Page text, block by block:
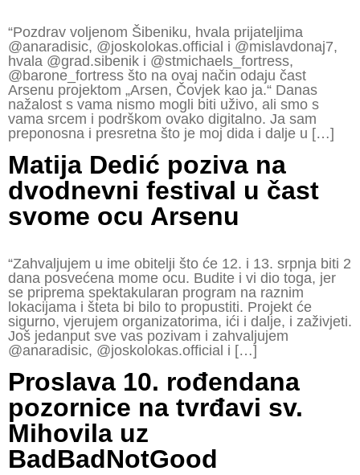
“Pozdrav voljenom Šibeniku, hvala prijateljima
@anaradisic, @joskolokas.official i @mislavdonaj7,
hvala @grad.sibenik i @stmichaels_fortress,
@barone_fortress što na ovaj način odaju čast
Arsenu projektom „Arsen, Čovjek kao ja.“ Danas
nažalost s vama nismo mogli biti uživo, ali smo s
vama srcem i podrškom ovako digitalno. Ja sam
preponosna i presretna što je moj dida i dalje u […]
Matija Dedić poziva na
dvodnevni festival u čast
svome ocu Arsenu
“Zahvaljujem u ime obitelji što će 12. i 13. srpnja biti 2
dana posvećena mome ocu. Budite i vi dio toga, jer
se priprema spektakularan program na raznim
lokacijama i šteta bi bilo to propustiti. Projekt će
sigurno, vjerujem organizatorima, ići i dalje, i zaživjeti.
Još jedanput sve vas pozivam i zahvaljujem
@anaradisic, @joskolokas.official i […]
Proslava 10. rođendana
pozornice na tvrđavi sv.
Mihovila uz
BadBadNotGood